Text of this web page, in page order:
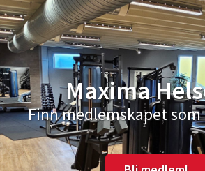
Maxima
Finn medlemskapet som